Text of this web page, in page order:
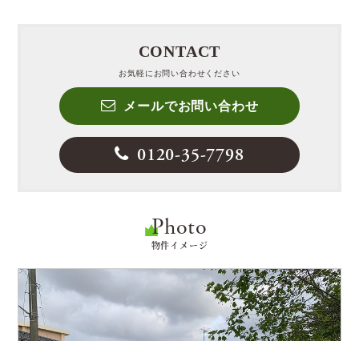
CONTACT
お気軽にお問い合わせください
メールでお問い合わせ
0120-35-7798
Photo
物件イメージ